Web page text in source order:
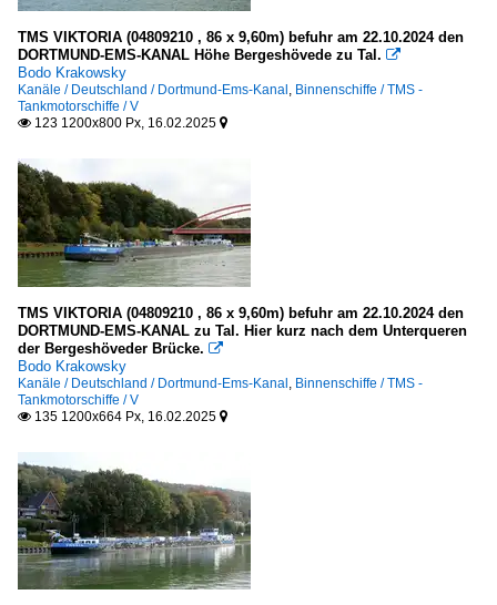
TMS VIKTORIA (04809210 , 86 x 9,60m) befuhr am 22.10.2024 den
DORTMUND-EMS-KANAL Höhe Bergeshövede zu Tal. 
Bodo Krakowsky
Kanäle / Deutschland / Dortmund-Ems-Kanal, Binnenschiffe / TMS -
Tankmotorschiffe / V
 123 1200x800 Px, 16.02.2025 
TMS VIKTORIA (04809210 , 86 x 9,60m) befuhr am 22.10.2024 den
DORTMUND-EMS-KANAL zu Tal. Hier kurz nach dem Unterqueren
der Bergeshöveder Brücke. 
Bodo Krakowsky
Kanäle / Deutschland / Dortmund-Ems-Kanal, Binnenschiffe / TMS -
Tankmotorschiffe / V
 135 1200x664 Px, 16.02.2025 